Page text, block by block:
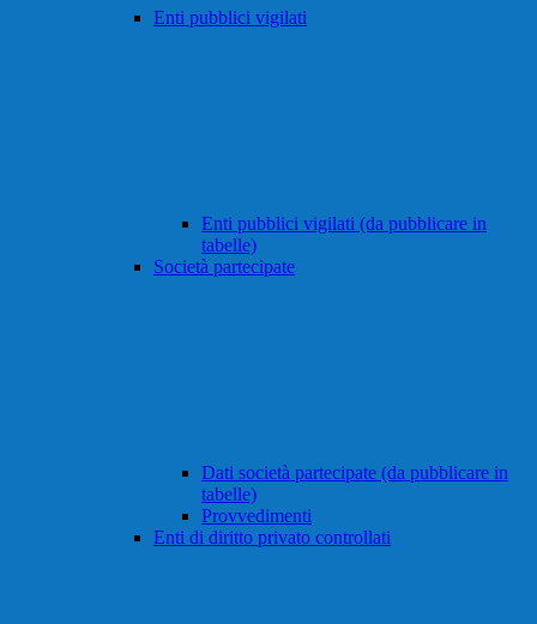
Enti pubblici vigilati
Enti pubblici vigilati (da pubblicare in
tabelle)
Società partecipate
Dati società partecipate (da pubblicare in
tabelle)
Provvedimenti
Enti di diritto privato controllati